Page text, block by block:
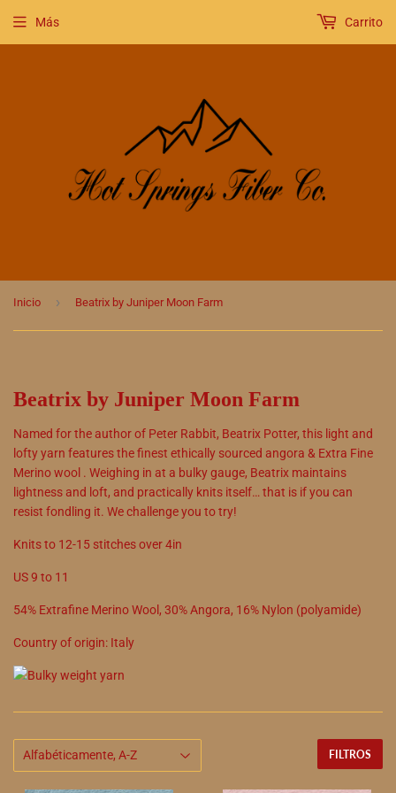
Más Carrito
Inicio › Beatrix by Juniper Moon Farm
Beatrix by Juniper Moon Farm
Named for the author of Peter Rabbit, Beatrix Potter, this light and
lofty yarn features the finest ethically sourced angora & Extra Fine
Merino wool . Weighing in at a bulky gauge, Beatrix maintains
lightness and loft, and practically knits itself… that is if you can
resist fondling it. We challenge you to try!
Knits to 12-15 stitches over 4in
US9 to 11
54% Extrafine Merino Wool , 30%Angora, 16% Nylon (polyamide)
Country of origin: Italy
FILTROS